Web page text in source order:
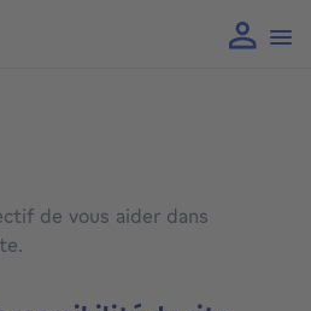
de vous aider dans